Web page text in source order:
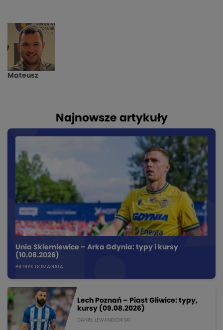
Mateusz
Najnowsze artykuły
Unia Skierniewice – Arka Gdynia: typy i kursy
(10.08.2026)
PATRYK DOMAGALA
Lech Poznań – Piast Gliwice: typy,
kursy (09.08.2026)
DANIEL LEWANDOWSKI